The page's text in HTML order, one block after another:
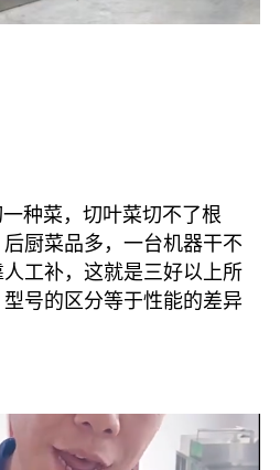
种菜，切叶菜切不了根
厨菜品多，一台机器干不
工补，这就是三好以上所
号的区分等于性能的差异